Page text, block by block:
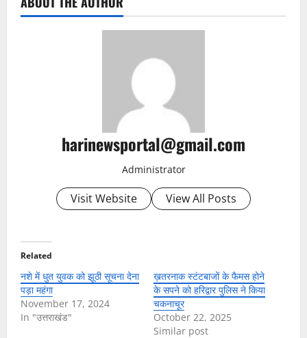
harinewsportal@gmail.com
Administrator
Visit Website View All Posts
Related
नशे में धुत युवक को झूठी सूचना देना
पड़ा महंगा
November 17, 2024
In "उत्तराखंड"
ख़तरनाक स्टंटबाजों के फैमस होने
के सपने को हरिद्वार पुलिस ने किया
चकनाचूर
October 22, 2025
Similar post